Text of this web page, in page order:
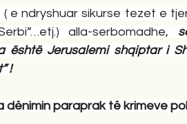
( e ndryshuar sikurse tezet e
alla-serbomadhe,
është Jerusalemi shqiptar i
!
dënimin paraprak të krimeve